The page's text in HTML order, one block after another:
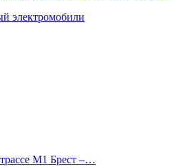
электромобили
М1 Брест –…